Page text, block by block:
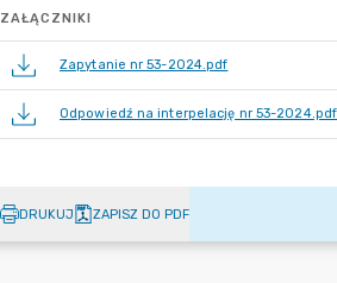
ZAŁĄCZNIKI
Zapytanie nr 53-2024.pdf
Odpowiedź na interpelację nr 53-2024.pdf
DRUKUJ ZAPISZ DO PDF